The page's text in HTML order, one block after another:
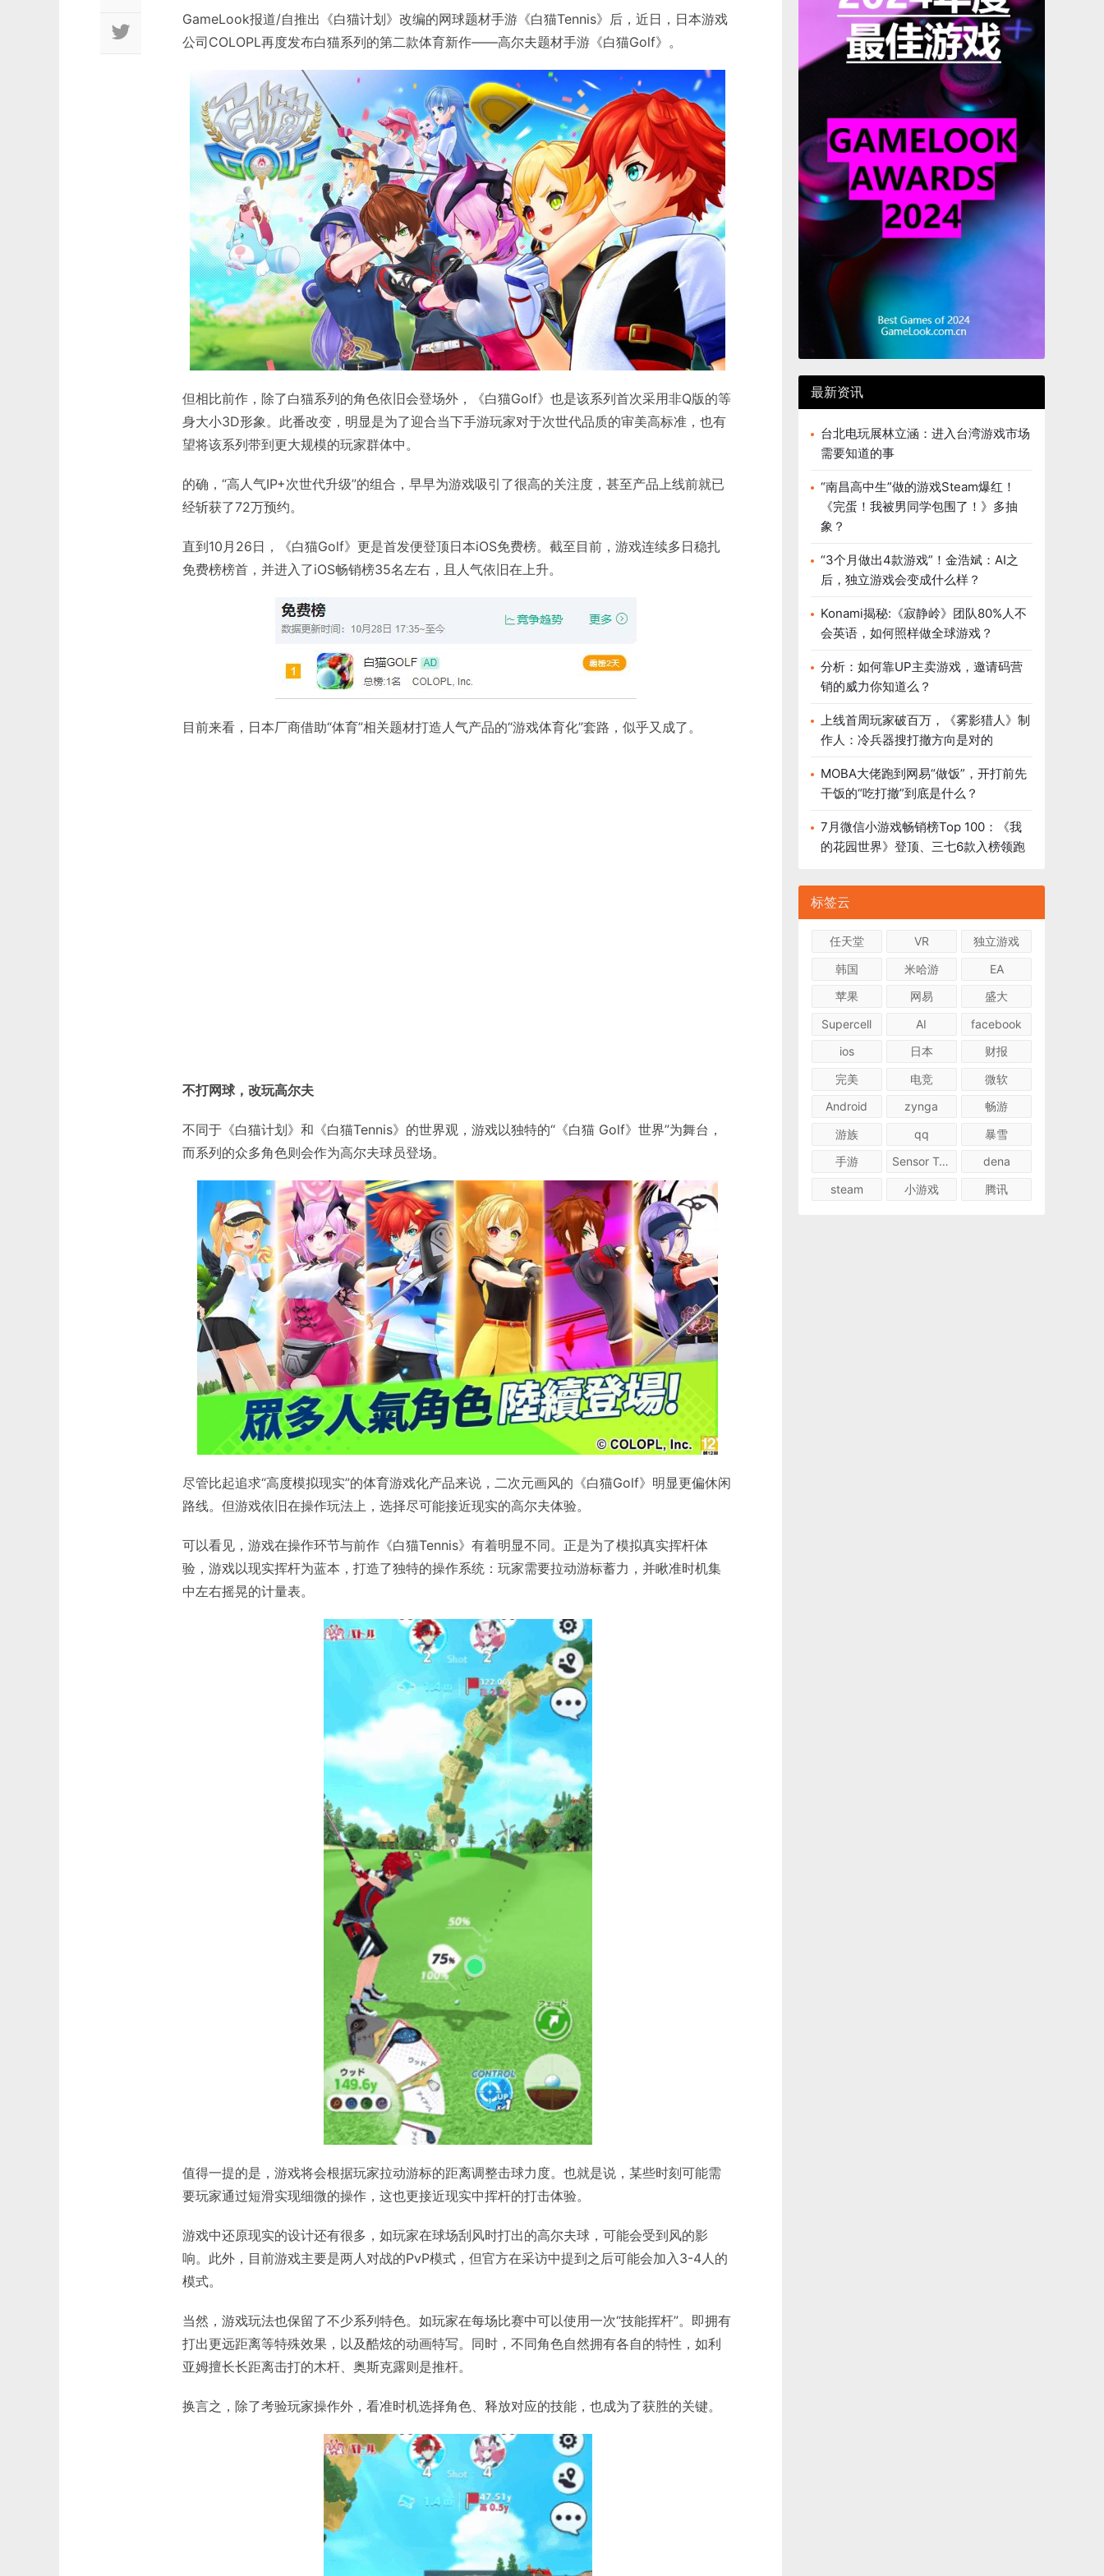
GameLook报道/自推出《白猫计划》改编的网球题材手游《白猫Tennis》后，近日，日本游戏
公司COLOPL再度发布白猫系列的第二款体育新作——高尔夫题材手游《白猫Golf》。
但相比前作，除了白猫系列的角色依旧会登场外，《白猫Golf》也是该系列首次采用非Q版的等
身大小3D形象。此番改变，明显是为了迎合当下手游玩家对于次世代品质的审美高标准，也有
望将该系列带到更大规模的玩家群体中。
的确，“高人气IP+次世代升级”的组合，早早为游戏吸引了很高的关注度，甚至产品上线前就已
经斩获了72万预约。
直到10月26日，《白猫Golf》更是首发便登顶日本iOS免费榜。截至目前，游戏连续多日稳扎
免费榜榜首，并进入了iOS畅销榜35名左右，且人气依旧在上升。
目前来看，日本厂商借助“体育”相关题材打造人气产品的“游戏体育化”套路，似乎又成了。
不打网球，改玩高尔夫
不同于《白猫计划》和《白猫Tennis》的世界观，游戏以独特的“《白猫 Golf》世界”为舞台，
而系列的众多角色则会作为高尔夫球员登场。
尽管比起追求“高度模拟现实”的体育游戏化产品来说，二次元画风的《白猫Golf》明显更偏休闲
路线。但游戏依旧在操作玩法上，选择尽可能接近现实的高尔夫体验。
可以看见，游戏在操作环节与前作《白猫Tennis》有着明显不同。正是为了模拟真实挥杆体
验，游戏以现实挥杆为蓝本，打造了独特的操作系统：玩家需要拉动游标蓄力，并瞅准时机集
中左右摇晃的计量表。
值得一提的是，游戏将会根据玩家拉动游标的距离调整击球力度。也就是说，某些时刻可能需
要玩家通过短滑实现细微的操作，这也更接近现实中挥杆的打击体验。
游戏中还原现实的设计还有很多，如玩家在球场刮风时打出的高尔夫球，可能会受到风的影
响。此外，目前游戏主要是两人对战的PvP模式，但官方在采访中提到之后可能会加入3-4人的
模式。
当然，游戏玩法也保留了不少系列特色。如玩家在每场比赛中可以使用一次“技能挥杆”。即拥有
打出更远距离等特殊效果，以及酷炫的动画特写。同时，不同角色自然拥有各自的特性，如利
亚姆擅长长距离击打的木杆、奥斯克露则是推杆。
换言之，除了考验玩家操作外，看准时机选择角色、释放对应的技能，也成为了获胜的关键。
最新资讯
台北电玩展林立涵：进入台湾游戏市场
需要知道的事
“南昌高中生”做的游戏Steam爆红！
《完蛋！我被男同学包围了！》多抽
象？
“3个月做出4款游戏”！金浩斌：AI之
后，独立游戏会变成什么样？
Konami揭秘:《寂静岭》团队80%人不
会英语，如何照样做全球游戏？
分析：如何靠UP主卖游戏，邀请码营
销的威力你知道么？
上线首周玩家破百万，《雾影猎人》制
作人：冷兵器搜打撤方向是对的
MOBA大佬跑到网易“做饭”，开打前先
干饭的“吃打撤”到底是什么？
7月微信小游戏畅销榜Top 100：《我
的花园世界》登顶、三七6款入榜领跑
标签云
任天堂 VR
独立游戏
韩国
米哈游
EA
苹果
网易
盛大
Supercell
AI
facebook
ios
日本
财报
完美
电竞
微软
Android
zynga
畅游
游族
qq
暴雪
手游
Sensor Tower
dena
steam
小游戏 腾讯